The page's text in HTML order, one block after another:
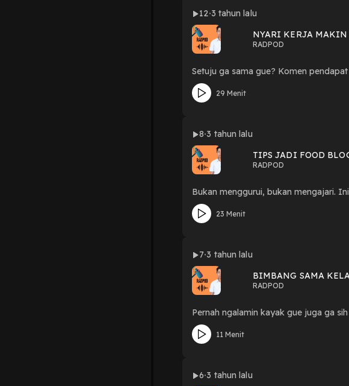
12 3 tahun lalu
NYARI KERJA
RADPOD
Setuju ga sama gue?
29 Menit
8 3 tahun lalu
TIPS JADI FOOD
RADPOD
23 Menit
7 3 tahun lalu
BIMBANG SAMA
RADPOD
Pernah ngalamin kayak gue juga ga
11 Menit
6 3 tahun lalu